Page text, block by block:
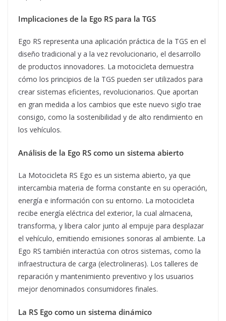
Implicaciones de la Ego RS para la TGS
Ego RS representa una aplicación práctica de la TGS en el
diseño tradicional y a la vez revolucionario, el desarrollo
de productos innovadores. La motocicleta demuestra
cómo los principios de la TGS pueden ser utilizados para
crear sistemas eficientes, revolucionarios. Que aportan
en gran medida a los cambios que este nuevo siglo trae
consigo, como la sostenibilidad y de alto rendimiento en
los vehículos.
Análisis de la Ego RS como un sistema abierto
La Motocicleta RS Ego es un sistema abierto, ya que
intercambia materia de forma constante en su operación,
energía e información con su entorno. La motocicleta
recibe energía eléctrica del exterior, la cual almacena,
transforma, y libera calor junto al empuje para desplazar
el vehículo, emitiendo emisiones sonoras al ambiente. La
Ego RS también interactúa con otros sistemas, como la
infraestructura de carga (electrolineras). Los talleres de
reparación y mantenimiento preventivo y los usuarios
mejor denominados consumidores finales.
La RS Ego como un sistema dinámico